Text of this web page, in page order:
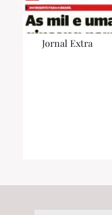
Jornal Extra